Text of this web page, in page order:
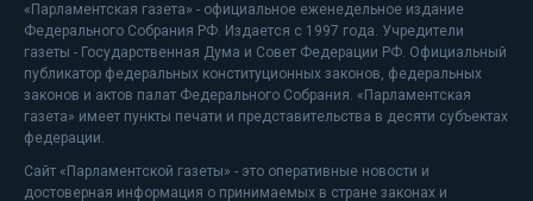
«Парламентская газета» - официальное еженедельное издание
Федерального Собрания РФ. Издается с 1997 года. Учредители
газеты - Государственная Дума и Совет Федерации РФ. Официальный
публикатор федеральных конституционных законов, федеральных
законов и актов палат Федерального Собрания. «Парламентская
газета» имеет пункты печати и представительства в десяти субъектах
федерации.
Сайт «Парламентской газеты» - это оперативные новости и
достоверная информация о принимаемых в стране законах и